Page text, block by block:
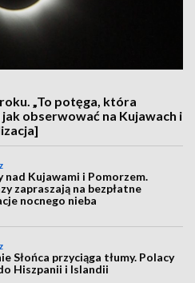
„To potęga, która
obserwować na Kujawach i
nad Kujawami i Pomorzem.
zapraszają na bezpłatne
nocnego nieba
Słońca przyciąga tłumy. Polacy
Hiszpanii i Islandii